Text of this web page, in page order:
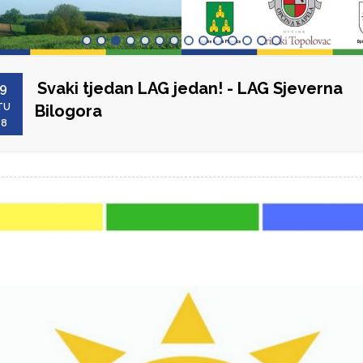
Svaki tjedan LAG jedan! - LAG Sjeverna
Bilogora